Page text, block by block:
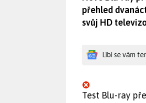
přehled
svůj HD
Líbí se vám
Test Blu-ray